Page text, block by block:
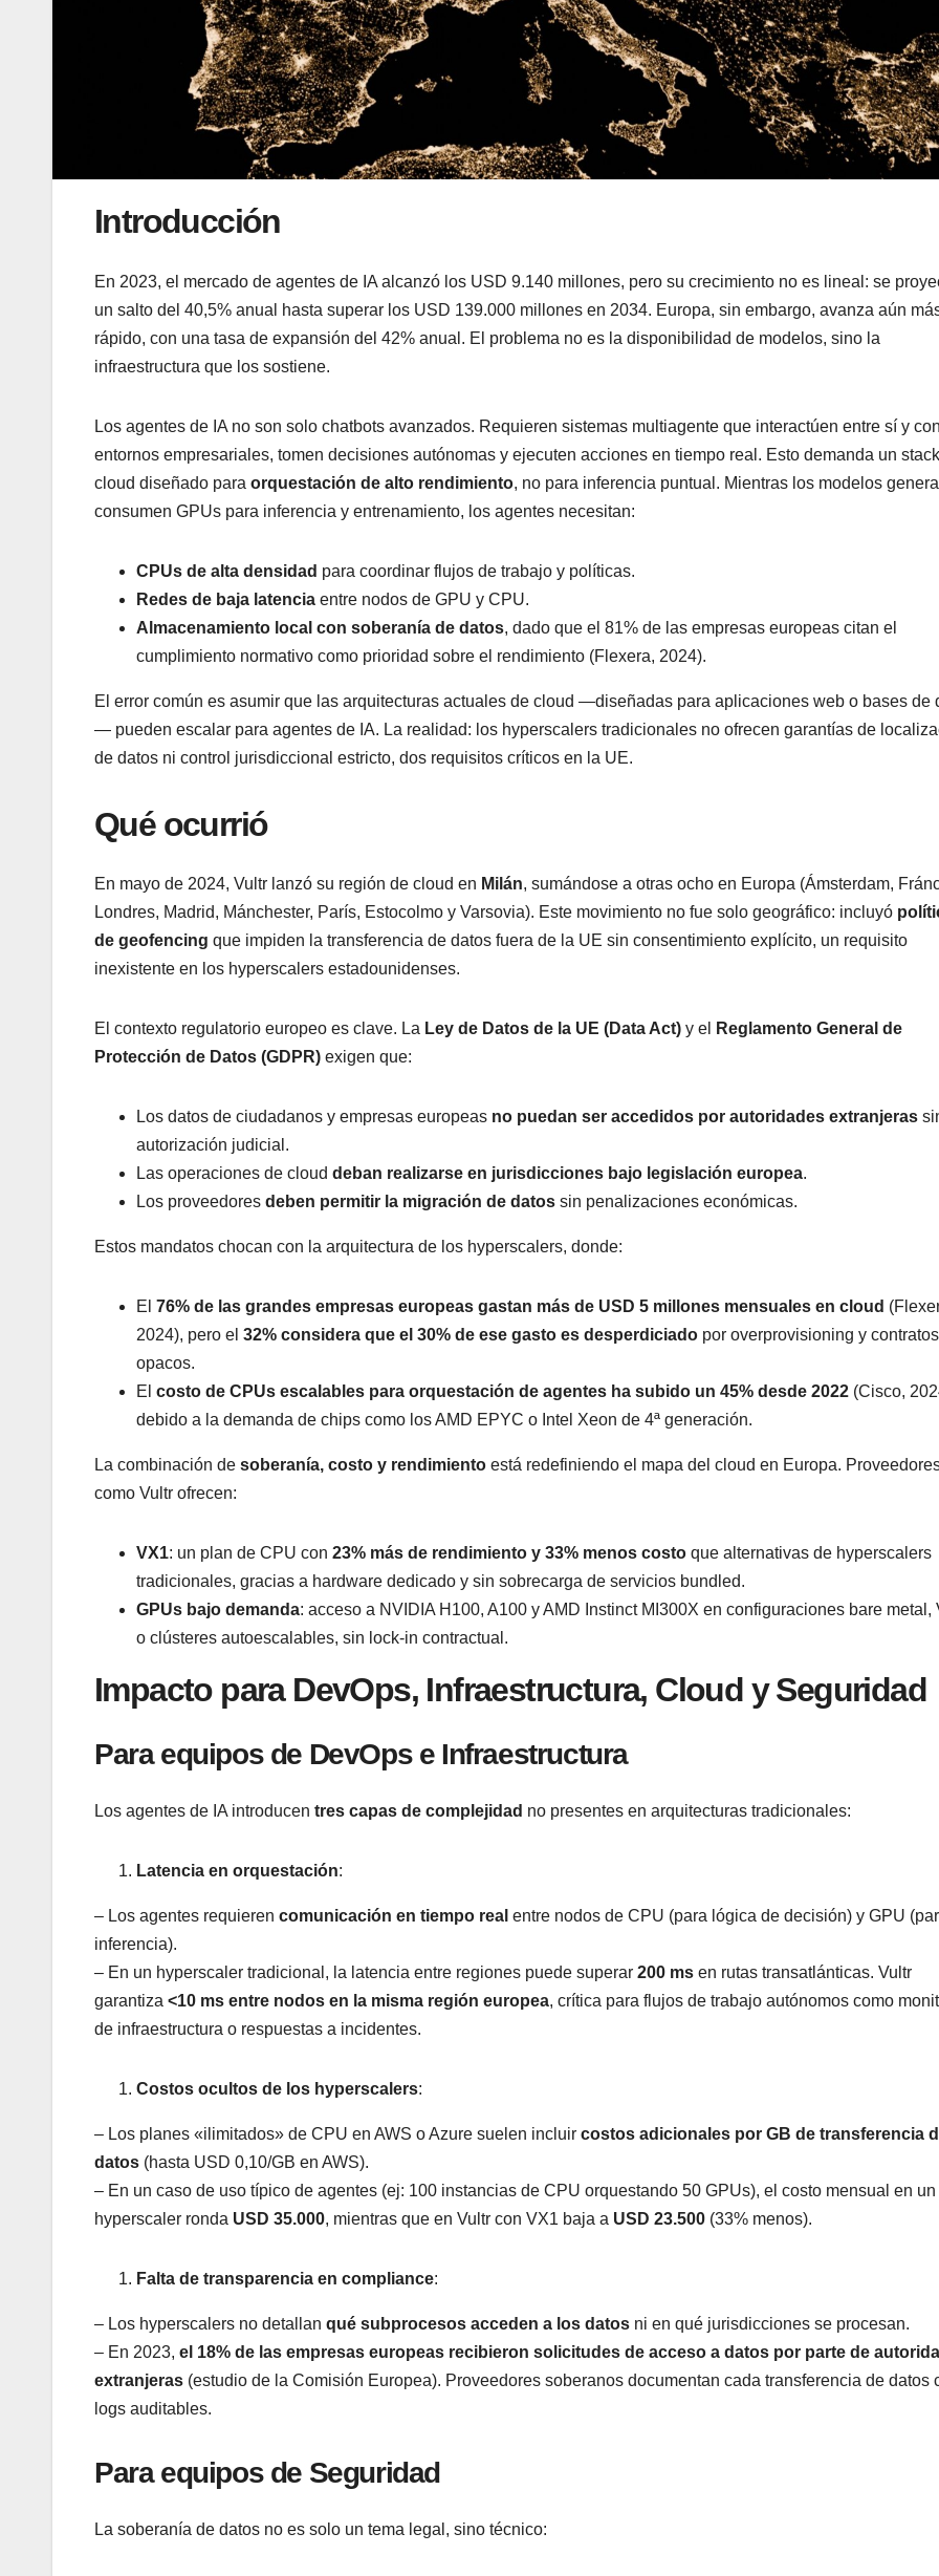
Introducción
En 2023, el mercado de agentes de IA alcanzó los USD 9.140 millones, pero su crecimiento no es lineal: se
un salto del 40,5% anual hasta superar los USD 139.000 millones en 2034. Europa, sin embargo, avanza aún
rápido, con una tasa de expansión del 42% anual. El problema no es la disponibilidad de modelos, sino la
infraestructura que los sostiene.
Los agentes de IA no son solo chatbots avanzados. Requieren sistemas multiagente que interactúen entre sí y
entornos empresariales, tomen decisiones autónomas y ejecuten acciones en tiempo real. Esto demanda un
cloud diseñado para orquestación de alto rendimiento, no para inferencia puntual. Mientras los modelos
consumen GPUs para inferencia y entrenamiento, los agentes necesitan:
CPUs de alta densidad para coordinar flujos de trabajo y políticas.
Redes de baja latencia entre nodos de GPU y CPU.
Almacenamiento local con soberanía de datos, dado que el 81% de las empresas europeas citan el
cumplimiento normativo como prioridad sobre el rendimiento (Flexera, 2024).
El error común es asumir que las arquitecturas actuales de cloud —diseñadas para aplicaciones web o bases de
— pueden escalar para agentes de IA. La realidad: los hyperscalers tradicionales no ofrecen garantías de
de datos ni control jurisdiccional estricto, dos requisitos críticos en la UE.
Qué ocurrió
En mayo de 2024, Vultr lanzó su región de cloud en Milán, sumándose a otras ocho en Europa (Ámsterdam,
Londres, Madrid, Mánchester, París, Estocolmo y Varsovia). Este movimiento no fue solo geográfico: incluyó
de geofencing que impiden la transferencia de datos fuera de la UE sin consentimiento explícito, un requisito
inexistente en los hyperscalers estadounidenses.
El contexto regulatorio europeo es clave. La Ley de Datos de la UE (Data Act) y el
Reglamento General de
Protección de Datos (GDPR) exigen que:
Los datos de ciudadanos y empresas europeas no puedan ser accedidos por autoridades extranjeras
autorización judicial.
Las operaciones de cloud deban realizarse en jurisdicciones bajo legislación europea.
Los proveedores deben permitir la migración de datos sin penalizaciones económicas.
Estos mandatos chocan con la arquitectura de los hyperscalers, donde:
El 76% de las grandes empresas europeas gastan más de USD 5 millones mensuales en cloud
2024), pero el 32% considera que el 30% de ese gasto es desperdiciado por overprovisioning y contratos
opacos.
El costo de CPUs escalables para orquestación de agentes ha subido un 45% desde 2022 (Cisco,
debido a la demanda de chips como los AMD EPYC o Intel Xeon de 4ª generación.
La combinación de soberanía, costo y rendimiento está redefiniendo el mapa del cloud en Europa.
como Vultr ofrecen:
VX1: un plan de CPU con 23% más de rendimiento y 33% menos costo que alternativas de hyperscalers
tradicionales, gracias a hardware dedicado y sin sobrecarga de servicios bundled.
GPUs bajo demanda: acceso a NVIDIA H100, A100 y AMD Instinct MI300X en configuraciones bare metal,
o clústeres autoescalables, sin lock-in contractual.
Impacto para DevOps, Infraestructura, Cloud y Seguridad
Para equipos de DevOps e Infraestructura
Los agentes de IA introducen tres capas de complejidad no presentes en arquitecturas tradicionales:
Latencia en orquestación:
– Los agentes requieren comunicación en tiempo real entre nodos de CPU (para lógica de decisión) y GPU
inferencia).
– En un hyperscaler tradicional, la latencia entre regiones puede superar 200 ms en rutas transatlánticas. Vultr
garantiza <10 ms entre nodos en la misma región europea, crítica para flujos de trabajo autónomos como
de infraestructura o respuestas a incidentes.
Costos ocultos de los hyperscalers:
– Los planes «ilimitados» de CPU en AWS o Azure suelen incluir costos adicionales por GB de transferencia
datos (hasta USD 0,10/GB en AWS).
– En un caso de uso típico de agentes (ej: 100 instancias de CPU orquestando 50 GPUs), el costo mensual en un
hyperscaler ronda USD 35.000, mientras que en Vultr con VX1 baja a USD 23.500 (33% menos).
Falta de transparencia en compliance:
– Los hyperscalers no detallan qué subprocesos acceden a los datos ni en qué jurisdicciones se procesan.
– En 2023, el 18% de las empresas europeas recibieron solicitudes de acceso a datos por parte de
extranjeras (estudio de la Comisión Europea). Proveedores soberanos documentan cada transferencia de datos
logs auditables.
Para equipos de Seguridad
La soberanía de datos no es solo un tema legal, sino técnico: